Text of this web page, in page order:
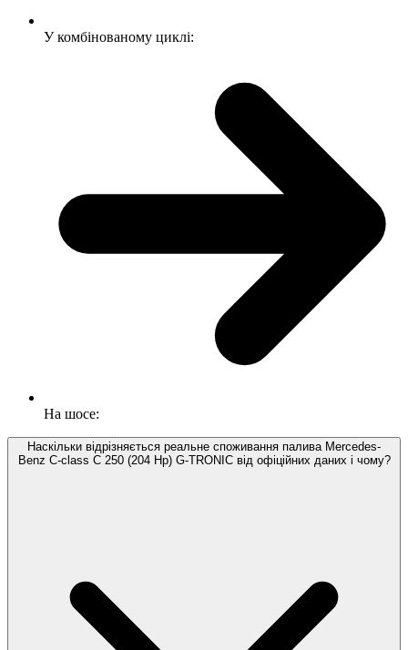
У комбінованому циклі:
На шосе:
Наскільки відрізняється реальне споживання палива Mercedes-
Benz C-class C 250 (204 Hp) G-TRONIC від офіційних даних і чому?